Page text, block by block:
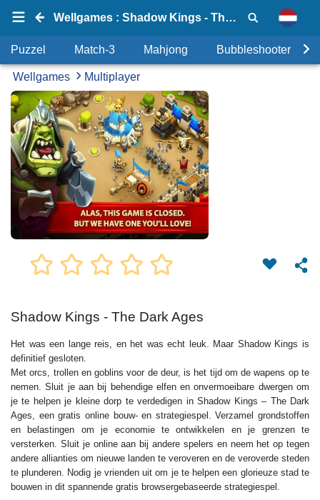
Wellgames : Shadow Kings - The Dark Ages
Puzzel Match-3 Mahjong Bubbleshooter
Wellgames Multiplayer
Shadow Kings - The Dark Ages
Het was een lange reis, en het was echt leuk. Maar Shadow Kings is
definitief gesloten.
Met orcs, trollen en goblins voor de deur, is het tijd om de wapens op te
nemen. Sluit je aan bij behendige elfen en onvermoeibare dwergen om
je te helpen je kleine dorp te verdedigen in Shadow Kings – The Dark
Ages, een gratis online bouw- en strategiespel. Verzamel grondstoffen
en belastingen om je economie te ontwikkelen en je grenzen te
versterken. Sluit je online aan bij andere spelers en neem het op tegen
andere allianties om nieuwe landen te veroveren en de veroverde steden
te plunderen. Nodig je vrienden uit om je te helpen een glorieuze stad te
bouwen in dit spannende gratis browsergebaseerde strategiespel.